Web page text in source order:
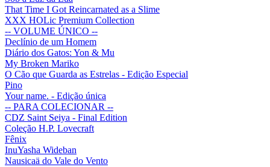
That Time I Got Reincarnated as a Slime
XXX HOLic Premium Collection
-- VOLUME ÚNICO --
Declínio de um Homem
Diário dos Gatos: Yon & Mu
My Broken Mariko
O Cão que Guarda as Estrelas - Edição Especial
Pino
Your name. - Edição única
-- PARA COLECIONAR --
CDZ Saint Seiya - Final Edition
Coleção H.P. Lovecraft
Fênix
InuYasha Wideban
Nausicaä do Vale do Vento